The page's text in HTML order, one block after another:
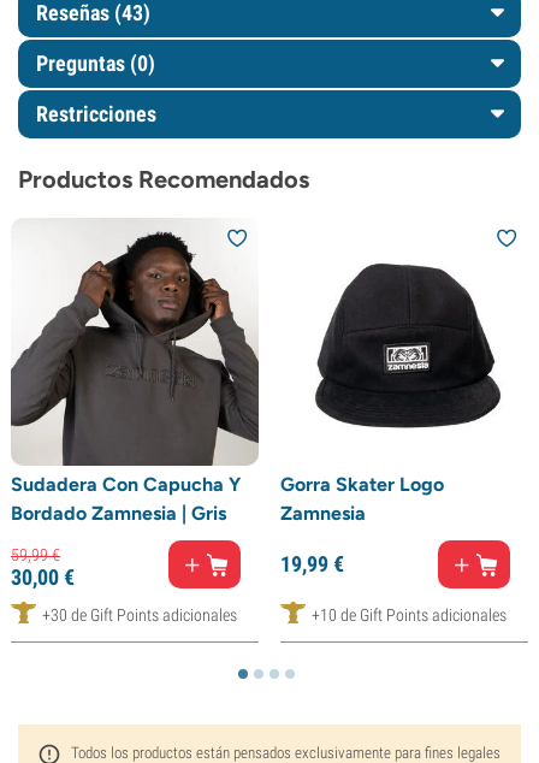
Reseñas (43)
Preguntas (0)
Restricciones
Productos Recomendados
Sudadera Con Capucha Y
Bordado Zamnesia | Gris
59,99€
30,00€
+30 de Gift Points adicionales
Gorra Skater Logo
Zamnesia
19,99€
+10 de Gift Points adicionales
Todos los productos están pensados exclusivamente para fines legales